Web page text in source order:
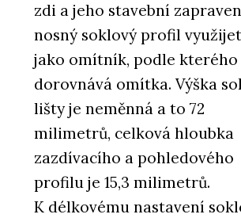
zdi a jeho stavební
nosný soklový profil
jako omítník, podle kterého
dorovnává omítka. Výška
lišty je neměnná a to 72
milimetrů, celková hloubka
zazdívacího a pohledového
profilu je 15,3 milimetrů.
K délkovému nastavení